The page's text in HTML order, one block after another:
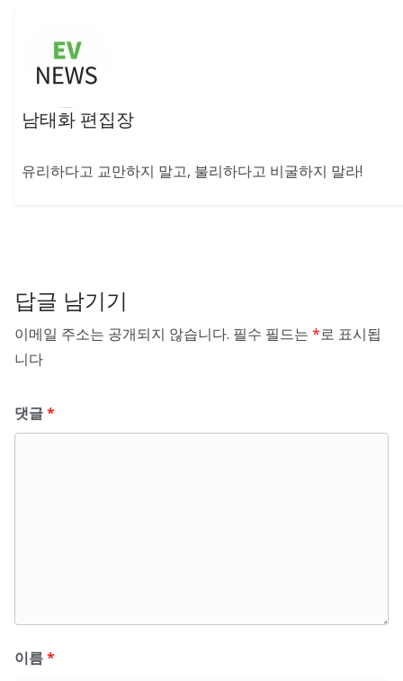
남태화 편집장
유리하다고 교만하지 말고, 불리하다고 비굴하지 말라!
답글 남기기
이메일 주소는 공개되지 않습니다. 필수 필드는 *로 표시됩
니다
댓글*
이름*